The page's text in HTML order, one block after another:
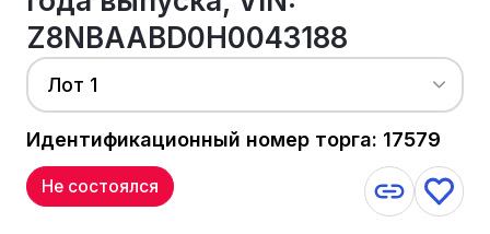
Z8NBAABD0H0043188
Лот 1
Идентификационный номер торга: 17579
Не состоялся